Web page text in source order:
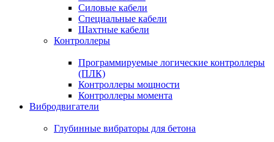
Силовые кабели
Специальные кабели
Шахтные кабели
Контроллеры
Программируемые логические контроллеры
(ПЛК)
Контроллеры мощности
Контроллеры момента
Вибродвигатели
Глубинные вибраторы для бетона